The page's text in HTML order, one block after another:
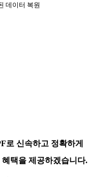
데이터 복원
로 신속하고 정확하게
택을 제공하겠습니다.